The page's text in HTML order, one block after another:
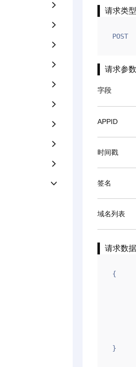










请求类型
POST
请求参数
字段
APPID
时间戳
签名
域名列表
请求数据
{
}